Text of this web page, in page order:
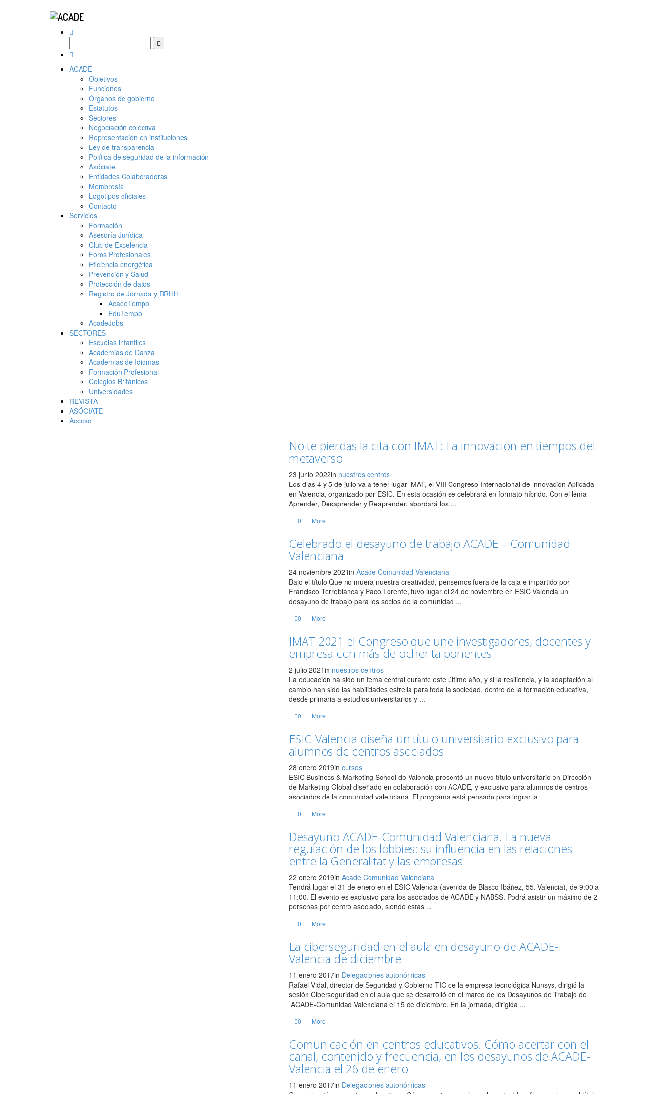
ACADE
Objetivos
Funciones
Órganos de gobierno
Estatutos
Sectores
Negociación colectiva
Representación en instituciones
Ley de transparencia
Política de seguridad de la información
Asóciate
Entidades Colaboradoras
Membresía
Logotipos oficiales
Contacto
Servicios
Formación
Asesoría Jurídica
Club de Excelencia
Foros Profesionales
Eficiencia energética
Prevención y Salud
Protección de datos
Registro de Jornada y RRHH
AcadeTempo
EduTempo
AcadeJobs
SECTORES
Escuelas infantiles
Academias de Danza
Academias de Idiomas
Formación Profesional
Colegios Británicos
Universidades
REVISTA
ASÓCIATE
Acceso
No te pierdas la cita con IMAT: La innovación en tiempos del
metaverso
23 junio 2022in nuestros centros
Los días 4 y 5 de julio va a tener lugar IMAT, el VIII Congreso Internacional de Innovación Aplicada
en Valencia, organizado por ESIC. En esta ocasión se celebrará en formato híbrido. Con el lema
Aprender, Desaprender y Reaprender, abordará los ...
0 More
Celebrado el desayuno de trabajo ACADE – Comunidad
Valenciana
24 noviembre 2021in Acade Comunidad Valenciana
Bajo el título Que no muera nuestra creatividad, pensemos fuera de la caja e impartido por
Francisco Torreblanca y Paco Lorente, tuvo lugar el 24 de noviembre en ESIC Valencia un
desayuno de trabajo para los socios de la comunidad ...
0 More
IMAT 2021 el Congreso que une investigadores, docentes y
empresa con más de ochenta ponentes
2 julio 2021in nuestros centros
La educación ha sido un tema central durante este último año, y si la resiliencia, y la adaptación al
cambio han sido las habilidades estrella para toda la sociedad, dentro de la formación educativa,
desde primaria a estudios universitarios y ...
0 More
ESIC-Valencia diseña un título universitario exclusivo para
alumnos de centros asociados
28 enero 2019in cursos
ESIC Business & Marketing School de Valencia presentó un nuevo título universitario en Dirección
de Marketing Global diseñado en colaboración con ACADE, y exclusivo para alumnos de centros
asociados de la comunidad valenciana. El programa está pensado para lograr la ...
0 More
Desayuno ACADE-Comunidad Valenciana. La nueva
regulación de los lobbies: su influencia en las relaciones
entre la Generalitat y las empresas
22 enero 2019in Acade Comunidad Valenciana
Tendrá lugar el 31 de enero en el ESIC Valencia (avenida de Blasco Ibáñez, 55. Valencia), de 9:00 a
11:00. El evento es exclusivo para los asociados de ACADE y NABSS. Podrá asistir un máximo de 2
personas por centro asociado, siendo estas ...
0 More
La ciberseguridad en el aula en desayuno de ACADE-
Valencia de diciembre
11 enero 2017in Delegaciones autonómicas
Rafael Vidal, director de Seguridad y Gobierno TIC de la empresa tecnológica Nunsys, dirigió la
sesión Ciberseguridad en el aula que se desarrolló en el marco de los Desayunos de Trabajo de
ACADE-Comunidad Valenciana el 15 de diciembre. En la jornada, dirigida ...
0 More
Comunicación en centros educativos. Cómo acertar con el
canal, contenido y frecuencia, en los desayunos de ACADE-
Valencia el 26 de enero
11 enero 2017in Delegaciones autonómicas